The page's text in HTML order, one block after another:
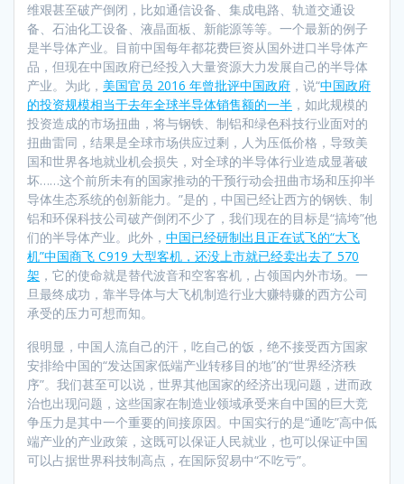
维艰甚至破产倒闭，比如通信设备、集成电路、轨道交通设
备、石油化工设备、液晶面板、新能源等等。一个最新的例子
是半导体产业。目前中国每年都花费巨资从国外进口半导体产
品，但现在中国政府已经投入大量资源大力发展自己的半导体
产业。为此， 美国官员 2016 年曾批评中国政府 ，说“中国政府
的投资规模相当于去年全球半导体销售额的一半 ，如此规模的
投资造成的市场扭曲，将与钢铁、制铝和绿色科技行业面对的
扭曲雷同，结果是全球市场供应过剩，人为压低价格，导致美
国和世界各地就业机会损失，对全球的半导体行业造成显著破
坏……这个前所未有的国家推动的干预行动会扭曲市场和压抑半
导体生态系统的创新能力。”是的，中国已经让西方的钢铁、制
铝和环保科技公司破产倒闭不少了，我们现在的目标是“搞垮”他
们的半导体产业。此外， 中国已经研制出且正在试飞的“大飞
机”中国商飞 C919 大型客机，还没上市就已经卖出去了 570
架 ，它的使命就是替代波音和空客客机，占领国内外市场。一
旦最终成功，靠半导体与大飞机制造行业大赚特赚的西方公司
承受的压力可想而知。
很明显，中国人流自己的汗，吃自己的饭，绝不接受西方国家
安排给中国的“发达国家低端产业转移目的地”的“世界经济秩
序”。我们甚至可以说，世界其他国家的经济出现问题，进而政
治也出现问题，这些国家在制造业领域承受来自中国的巨大竞
争压力是其中一个重要的间接原因。中国实行的是“通吃”高中低
端产业的产业政策，这既可以保证人民就业，也可以保证中国
可以占据世界科技制高点，在国际贸易中“不吃亏”。